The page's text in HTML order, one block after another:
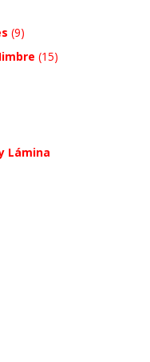
(9)
(15)
Lámina